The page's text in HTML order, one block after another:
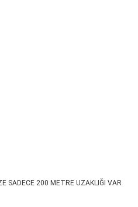
SADECE 200 METRE UZAKLIĞI VAR